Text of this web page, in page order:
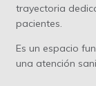
trayectoria
pacientes.
Es un espacio
una atención